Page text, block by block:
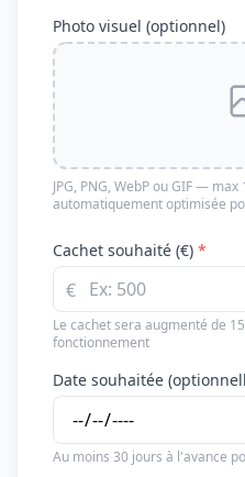
Photo visuel (optionnel)
JPG, PNG, WebP ou GIF —
automatiquement optimisée
Cachet souhaité (€) *
€
Le cachet sera augmenté de
fonctionnement
Date souhaitée
Au moins 30 jours à l'avance